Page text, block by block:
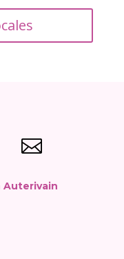

Auterivain